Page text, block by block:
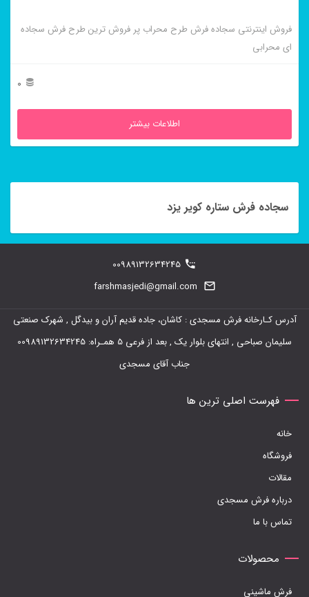
فروش اینترنتی سجاده فرش طرح محراب پر فروش ترین طرح فرش سجاده
ای محرابی
0
اطلاعات بیشتر
سجاده فرش ستاره کویر یزد
00989132634245
farshmasjedi@gmail.com
آدرس کـارخانه فرش مسجدی : کاشان، جاده قدیم آران و بیدگل , شهرک صنعتی
سلیمان صباحی , انتهای بلوار یک , بعد از فرعی 5 همـراه: 00989132634245
جناب آقای مسجدی
فهرست اصلی ترین ها
خانه
فروشگاه
مقالات
درباره فرش مسجدی
تماس با ما
محصولات
فرش ماشینی